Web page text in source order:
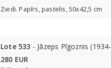
Ziedi. Papīrs, pastelis, 50x42,5 cm
Lote 533 - Jāzeps Pīgoznis
280 EUR